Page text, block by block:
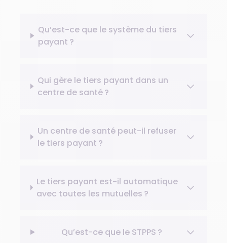
Qu’est-ce que le système du tiers
payant ?
Qui gère le tiers payant dans un
centre de santé ?
Un centre de santé peut-il refuser
le tiers payant ?
Le tiers payant est-il automatique
avec toutes les mutuelles ?
Qu’est-ce que le STPPS ?